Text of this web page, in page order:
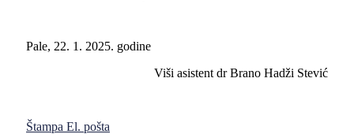
Pale, 22. 1. 2025. godine
Viši asistent dr Brano Hadži Stević
Štampa El. pošta